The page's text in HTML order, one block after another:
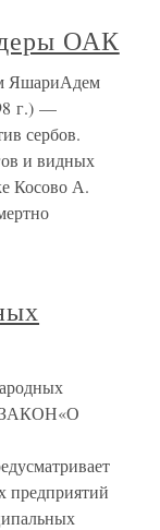
ОАК
ЯшариАдем
г.) —
сербов.
и видных
Косово А.
ЗАКОН«О
предприятий